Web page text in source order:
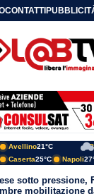
CONTATTI
Avellino21°C
Caserta25°C Napoli
sotto pressione,
mobilitazione